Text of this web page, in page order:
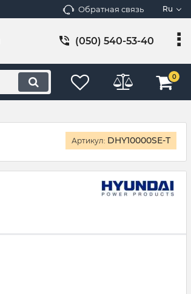
Обратная связь Ru
(050) 540-53-40
0
Артикул: DHY10000SE-T